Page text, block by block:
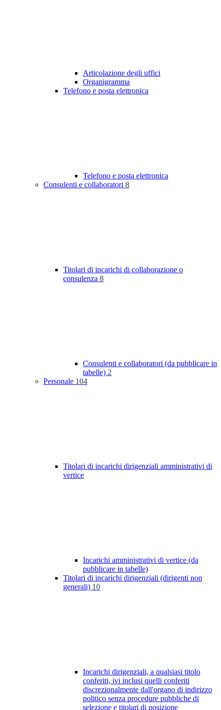
Articolazione degli uffici
Organigramma
Telefono e posta elettronica
Telefono e posta elettronica
Consulenti e collaboratori 8
Titolari di incarichi di collaborazione o
consulenza 8
Consulenti e collaboratori (da pubblicare in
tabelle) 2
Personale 104
Titolari di incarichi dirigenziali amministrativi di
vertice
Incarichi amministrativi di vertice (da
pubblicare in tabelle)
Titolari di incarichi dirigenziali (dirigenti non
generali) 10
Incarichi dirigenziali, a qualsiasi titolo
conferiti, ivi inclusi quelli conferiti
discrezionalmente dall'organo di indirizzo
politico senza procedure pubbliche di
selezione e titolari di posizione